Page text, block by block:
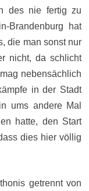
des nie fertig zu
Brandenburg hat
die man sonst nur
nicht, da schlicht
nebensächlich
in der Stadt
ums andere Mal
hatte, den Start
dies hier völlig
getrennt von